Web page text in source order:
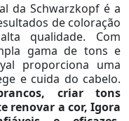
da Schwarzkopf é a
de coloração
qualidade. Com
gama de tons e
proporciona uma
e cuida do cabelo.
criar tons
renovar a cor, Igora